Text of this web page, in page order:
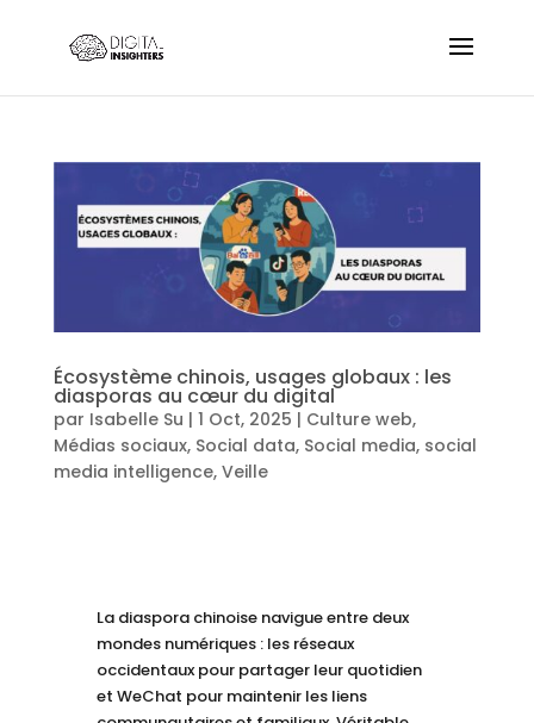
Écosystème chinois, usages globaux : les
diasporas au cœur du digital
par Isabelle Su | 1 Oct, 2025 | Culture web,
Médias sociaux, Social data, Social media, social
media intelligence, Veille
La diaspora chinoise navigue entre deux
mondes numériques : les réseaux
occidentaux pour partager leur quotidien
et WeChat pour maintenir les liens